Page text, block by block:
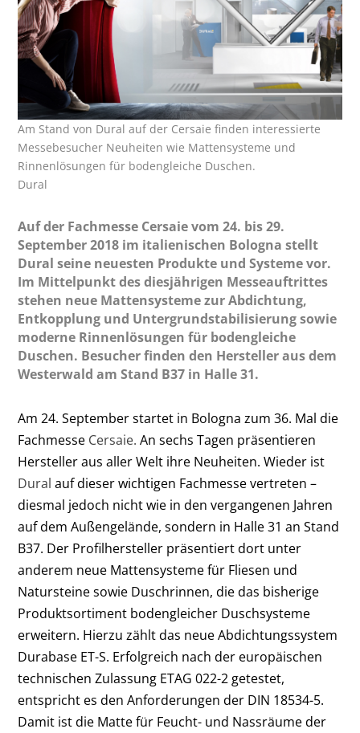
Am Stand von Dural auf der Cersaie finden interessierte
Messebesucher Neuheiten wie Mattensysteme und
Rinnenlösungen für bodengleiche Duschen.
Dural
Auf der Fachmesse Cersaie vom 24. bis 29.
September 2018 im italienischen Bologna stellt
Dural seine neuesten Produkte und Systeme vor.
Im Mittelpunkt des diesjährigen Messeauftrittes
stehen neue Mattensysteme zur Abdichtung,
Entkopplung und Untergrundstabilisierung sowie
moderne Rinnenlösungen für bodengleiche
Duschen. Besucher finden den Hersteller aus dem
Westerwald am Stand B37 in Halle 31.
Am 24. September startet in Bologna zum 36. Mal die
Fachmesse Cersaie. An sechs Tagen präsentieren
Hersteller aus aller Welt ihre Neuheiten. Wieder ist
Dural auf dieser wichtigen Fachmesse vertreten –
diesmal jedoch nicht wie in den vergangenen Jahren
auf dem Außengelände, sondern in Halle 31 an Stand
B37. Der Profilhersteller präsentiert dort unter
anderem neue Mattensysteme für Fliesen und
Natursteine sowie Duschrinnen, die das bisherige
Produktsortiment bodengleicher Duschsysteme
erweitern. Hierzu zählt das neue Abdichtungssystem
Durabase ET-S. Erfolgreich nach der europäischen
technischen Zulassung ETAG 022-2 getestet,
entspricht es den Anforderungen der DIN 18534-5.
Damit ist die Matte für Feucht- und Nassräume der